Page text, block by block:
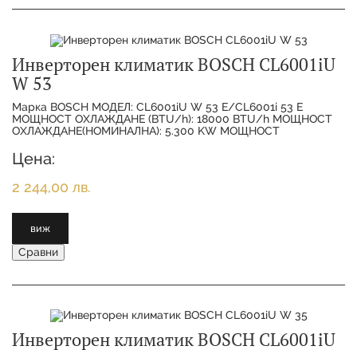
Инверторен климатик BOSCH CL6001iU
W 53
Марка BOSCH МОДЕЛ: CL6001iU W 53 E/CL6001i 53 E
МОЩНОСТ ОХЛАЖДАНЕ (BTU/h): 18000 BTU/h МОЩНОСТ
ОХЛАЖДАНЕ(НОМИНАЛНА): 5.300 KW МОЩНОСТ
Цена:
2 244,00 лв.
виж
Сравни
Инверторен климатик BOSCH CL6001iU